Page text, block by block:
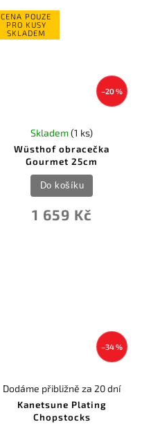
CENA POUZE
PRO KUSY
SKLADEM
–20 %
Wüsthof obracečka
Gourmet 25cm
Skladem(1 ks)
1 659 Kč
Do košíku
–34 %
Kanetsune Plating
Chopstocks
Dodáme přibližně za 20 dní